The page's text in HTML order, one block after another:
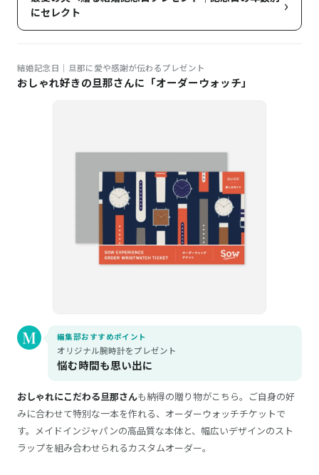
にセレクト
結婚記念日｜旦那に愛や感謝が伝わるプレゼント
おしゃれ好きの旦那さんに「オーダーウォッチ」
編集部おすすめポイント
オリジナル腕時計をプレゼント
悩む時間も思い出に
おしゃれにこだわる旦那さんも納得の贈り物がこちら。ご自身の好
みに合わせて特別な一本を作れる、オーダーウォッチチケットで
す。メイドインジャパンの高品質な本体と、幅広いデザインのスト
ラップを組み合わせられるカスタムオーダー。